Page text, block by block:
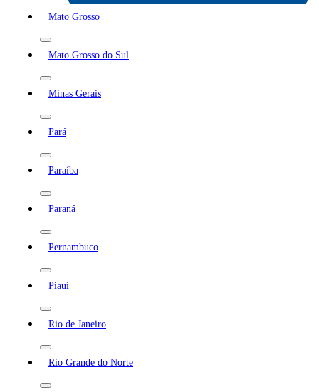
Mato Grosso
Mato Grosso do Sul
Minas Gerais
Pará
Paraíba
Paraná
Pernambuco
Piauí
Rio de Janeiro
Rio Grande do Norte